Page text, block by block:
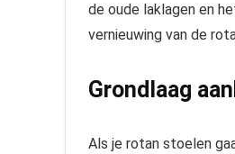
de oude laklagen en
vernieuwing van de
Grondlaag
Als je rotan stoelen